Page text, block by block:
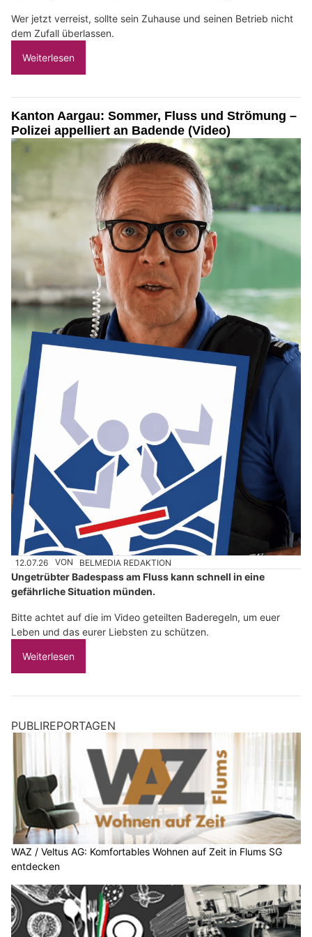
Wer jetzt verreist, sollte sein Zuhause und seinen Betrieb nicht
dem Zufall überlassen.
Weiterlesen
Kanton Aargau: Sommer, Fluss und Strömung –
Polizei appelliert an Badende (Video)
12.07.26 VON BELMEDIA REDAKTION
Ungetrübter Badespass am Fluss kann schnell in eine
gefährliche Situation münden.
Bitte achtet auf die im Video geteilten Baderegeln, um euer
Leben und das eurer Liebsten zu schützen.
Weiterlesen
PUBLIREPORTAGEN
WAZ / Veltus AG: Komfortables Wohnen auf Zeit in Flums SG
entdecken